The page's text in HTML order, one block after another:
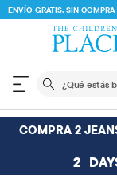
ENVÍO GRATIS. SIN
El
COMPRA 2
2